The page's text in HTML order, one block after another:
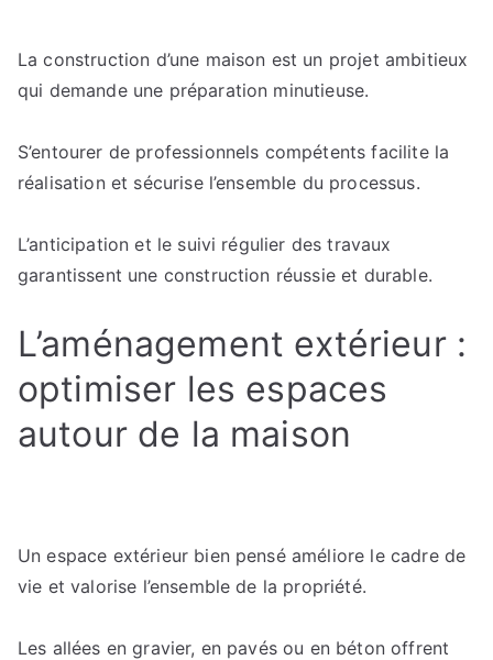
La construction d’une maison est un projet ambitieux
qui demande une préparation minutieuse.
S’entourer de professionnels compétents facilite la
réalisation et sécurise l’ensemble du processus.
L’anticipation et le suivi régulier des travaux
garantissent une construction réussie et durable.
L’aménagement extérieur :
optimiser les espaces
autour de la maison
Un espace extérieur bien pensé améliore le cadre de
vie et valorise l’ensemble de la propriété.
Les allées en gravier, en pavés ou en béton offrent